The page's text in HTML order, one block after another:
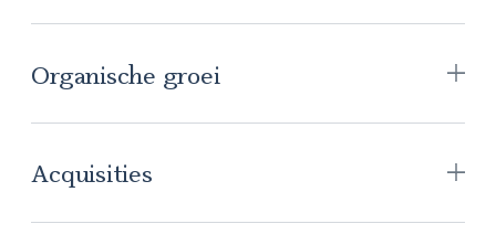
Organische groei
Acquisities